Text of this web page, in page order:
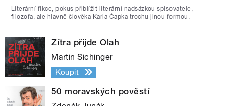
Literární fikce, pokus přiblížit literární nadsázkou spisovatele,
filozofa, ale hlavně člověka Karla Čapka trochu jinou formou.
Zítra přijde Olah
Martin Sichinger
Koupit
50 moravských pověstí